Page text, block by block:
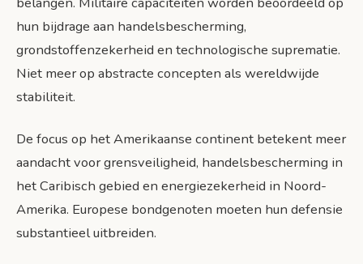
hun bijdrage aan handelsbescherming,
grondstoffenzekerheid en technologische suprematie.
Niet meer op abstracte concepten als wereldwijde
stabiliteit.
De focus op het Amerikaanse continent betekent meer
aandacht voor grensveiligheid, handelsbescherming in
het Caribisch gebied en energiezekerheid in Noord-
Amerika. Europese bondgenoten moeten hun defensie
substantieel uitbreiden.